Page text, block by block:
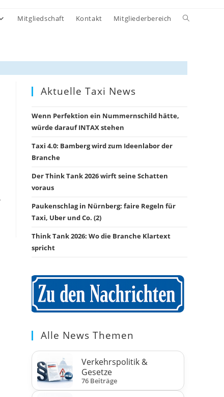
Mitgliedschaft Kontakt Mitgliederbereich
Website-
Aktuelle Taxi News
Wenn Perfektion ein Nummernschild hätte,
würde darauf INTAX stehen
Taxi 4.0: Bamberg wird zum Ideenlabor der
Branche
Der Think Tank 2026 wirft seine Schatten
voraus
Paukenschlag in Nürnberg: faire Regeln für
Taxi, Uber und Co. (2)
Think Tank 2026: Wo die Branche Klartext
spricht
Alle News Themen
Verkehrspolitik &
Gesetze
76 Beiträge